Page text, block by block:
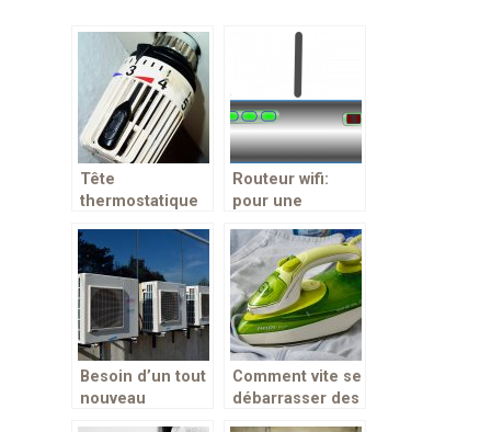
Tête
thermostatique
votre radiateur
Routeur wifi:
pour une
et fluide
Besoin d’un tout
nouveau
Comment vite se
débarrasser des